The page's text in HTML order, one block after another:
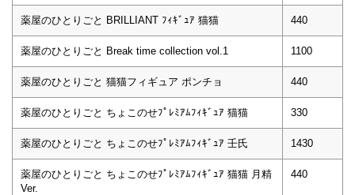
薬屋のひとりごと BRILLIANT ﾌｨｷﾞｭｱ 猫猫 440
薬屋のひとりごと Break time collection vol.1 1100
薬屋のひとりごと 猫猫フィギュア ポンチョ 440
薬屋のひとりごと ちょこのせﾌﾟﾚﾐｱﾑﾌｨｷﾞｭｱ 猫猫 330
薬屋のひとりごと ちょこのせﾌﾟﾚﾐｱﾑﾌｨｷﾞｭｱ 壬氏 1430
薬屋のひとりごと ちょこのせﾌﾟﾚﾐｱﾑﾌｨｷﾞｭｱ 猫猫 月精
Ver.
440